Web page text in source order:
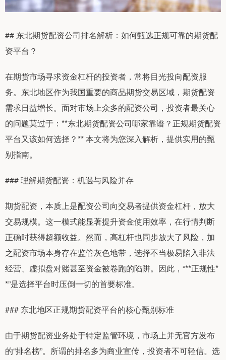
## 东北期货配资公司排名解析：如何甄选正规可靠的期货配
资平台？
在期货市场寻求资金杠杆的投资者，常将目光投向配资服
务。东北地区作为我国重要的商品期货交易区域，期货配资
需求日益增长。面对市场上众多的配资公司，投资者最关心
的问题莫过于：**东北期货配资公司哪家靠谱？正规期货配资
平台又该如何选择？** 本文将为您深入解析，提供实用的甄
别指南。
### 理解期货配资：机遇与风险并存
期货配资，本质上是配资公司向交易者提供资金杠杆，放大
交易规模。这一模式能显著提升资金使用效率，在行情判断
正确时获得超额收益。然而，高杠杆也同步放大了风险，加
之配资市场本身存在监管灰色地带，选择不当极易陷入非法
经营、虚拟盘对赌甚至资金被卷跑的陷阱。因此，“**正规性*
*”是选择平台时压倒一切的首要标准。
### 东北地区正规期货配资平台的核心甄别标准
由于期货配资业务处于特定监管环境，市场上并无官方发布
的“排名榜”。所谓的排名多为商业宣传，投资者不可轻信。选